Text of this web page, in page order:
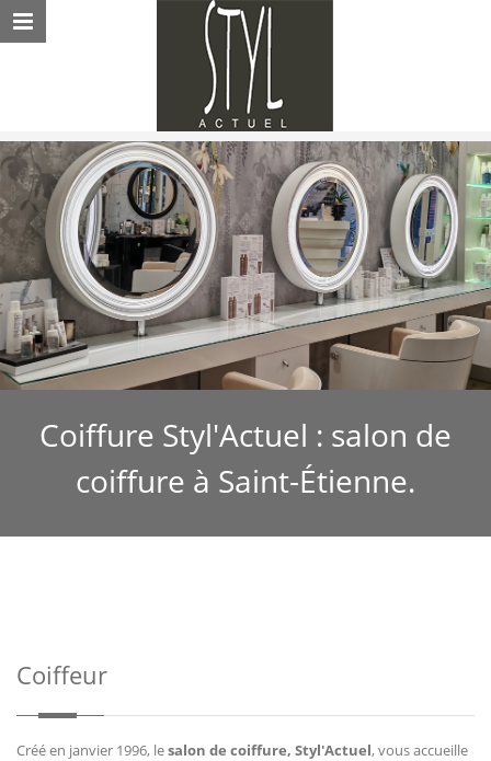
Coiffure Styl'Actuel : salon de
coiffure à Saint-Étienne.
Coiffeur
Créé en janvier 1996, lesalon de coiffure, Styl'Actuel, vous accueille